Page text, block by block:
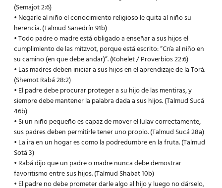
(Semajot 2:6)
• Negarle al niño el conocimiento religioso le quita al niño su
herencia. (Talmud Sanedrín 91b)
• Todo padre o madre está obligado a enseñar a sus hijos el
cumplimiento de las mitzvot, porque está escrito: “Cría al niño en
su camino (en que debe andar)”. (Kohelet / Proverbios 22:6)
• Las madres deben iniciar a sus hijos en el aprendizaje de la Torá.
(Shemot Rabá 28:2)
• El padre debe procurar proteger a su hijo de las mentiras, y
siempre debe mantener la palabra dada a sus hijos. (Talmud Sucá
46b)
• Si un niño pequeño es capaz de mover el lulav correctamente,
sus padres deben permitirle tener uno propio. (Talmud Sucá 28a)
• La ira en un hogar es como la podredumbre en la fruta. (Talmud
Sotá 3)
• Rabá dijo que un padre o madre nunca debe demostrar
favoritismo entre sus hijos. (Talmud Shabat 10b)
• El padre no debe prometer darle algo al hijo y luego no dárselo,